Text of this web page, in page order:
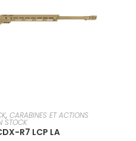
PLUS
,CARABINES ET ACTIONS
STOCK
R7 LCP LA